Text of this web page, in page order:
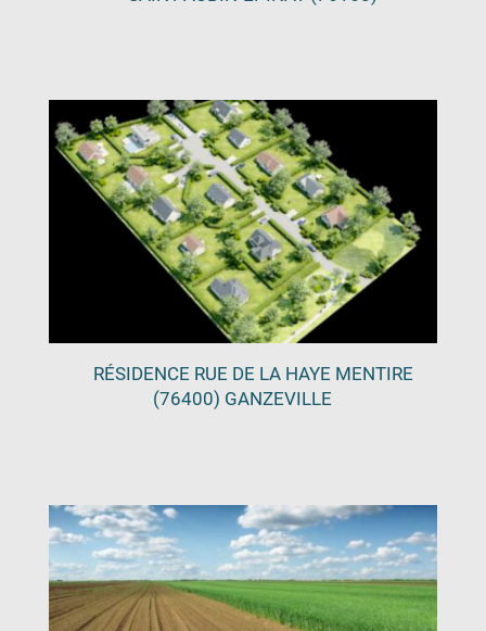
RÉSIDENCE RUE DE LA HAYE MENTIRE
(76400) GANZEVILLE